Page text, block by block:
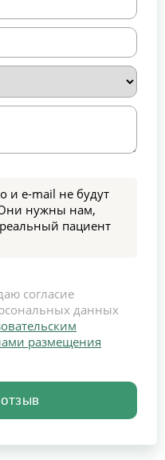
и e-mail не будут
нужны нам,
пациент
согласие
данных
размещения